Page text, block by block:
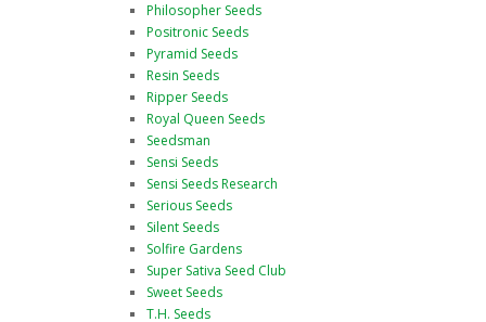
Philosopher Seeds
Positronic Seeds
Pyramid Seeds
Resin Seeds
Ripper Seeds
Royal Queen Seeds
Seedsman
Sensi Seeds
Sensi Seeds Research
Serious Seeds
Silent Seeds
Solfire Gardens
Super Sativa Seed Club
Sweet Seeds
T.H. Seeds